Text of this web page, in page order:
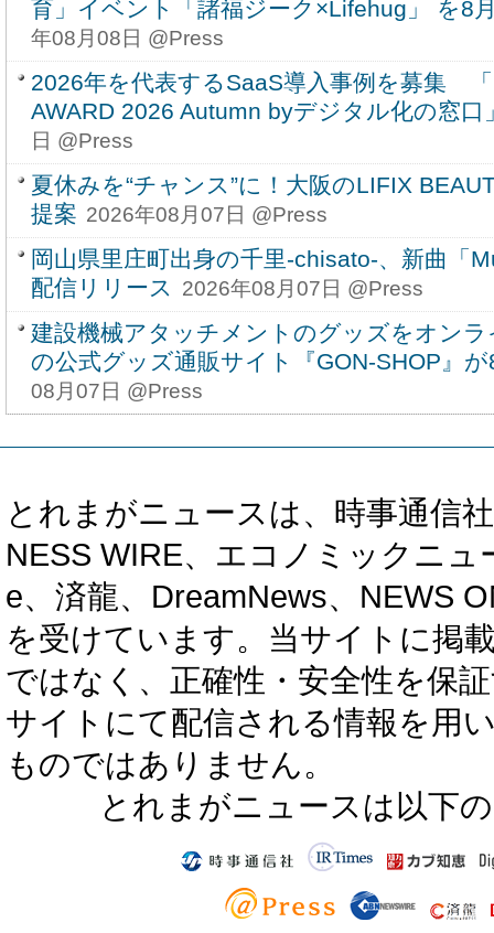
育」イベント「諸福ジーク×Lifehug」 を8
年08月08日 @Press
2026年を代表するSaaS導入事例を募集
AWARD 2026 Autumn byデジタル化の窓口
日 @Press
夏休みを“チャンス”に！大阪のLIFIX
提案 2026年08月07日 @Press
岡山県里庄町出身の千里-chisato-、新曲「
配信リリース 2026年08月07日 @Press
建設機械アタッチメントのグッズをオン
の公式グッズ通販サイト『GON-SHOP』
08月07日 @Press
とれまがニュースは、時事通信
NESS WIRE、エコノミックニ
e、済龍、DreamNews、NEWS
を受けています。当サイトに掲
ではなく、正確性・安全性を保
サイトにて配信される情報を用
ものではありません。
とれまがニュースは以下